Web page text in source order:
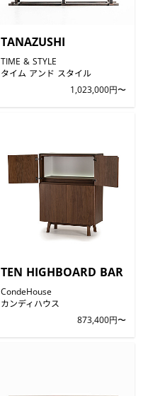
TANAZUSHI
TIME & STYLE
タイム アンド スタイル
1,023,000円〜
TEN HIGHBOARD BAR
CondeHouse
カンディハウス
873,400円〜